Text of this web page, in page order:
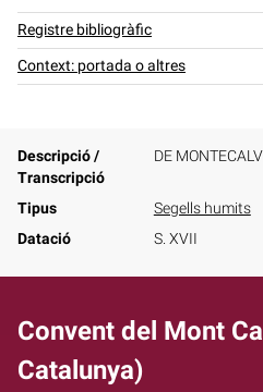
Registre bibliogràfic
Context: portada o altres
Descripció /
Transcripció
DE
Tipus
Segells humits
Datació
S. XVII
Convent del Mont
Catalunya)